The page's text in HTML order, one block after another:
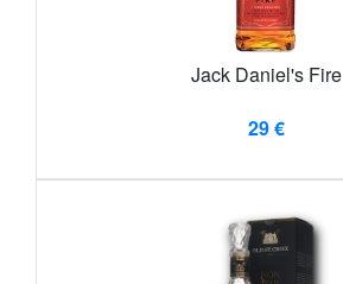
Jack Daniel's Fire
29 €